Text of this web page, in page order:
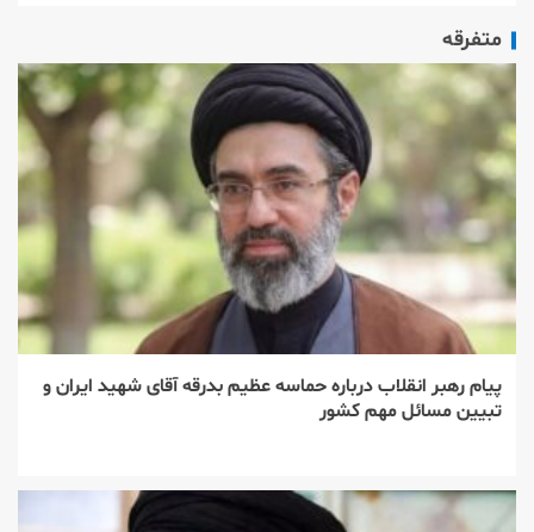
متفرقه
پیام رهبر انقلاب درباره حماسه عظیم بدرقه آقای شهید ایران و
تبیین مسائل مهم کشور